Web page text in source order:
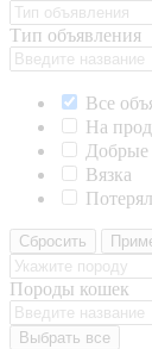
Тип объявления
Все
На
Добрые
Вязка
Сбросить
Породы кошек
Выбрать все